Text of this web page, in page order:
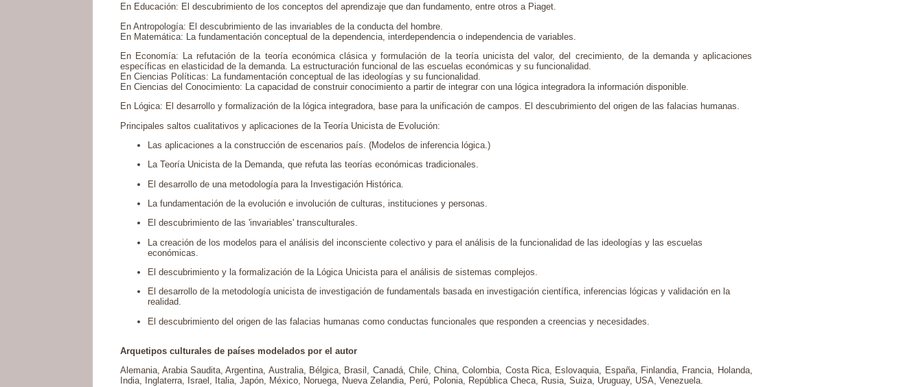
En Educación: El descubrimiento de los conceptos del aprendizaje que dan fundamento, entre otros a Piaget.
En Antropología: El descubrimiento de las invariables de la conducta del hombre.
En Matemática: La fundamentación conceptual de la dependencia, interdependencia o independencia de variables.
En Economía: La refutación de la teoría económica clásica y formulación de la teoría unicista del valor, del crecimiento, de la demanda y aplicaciones
específicas en elasticidad de la demanda. La estructuración funcional de las escuelas económicas y su funcionalidad.
En Ciencias Políticas: La fundamentación conceptual de las ideologías y su funcionalidad.
En Ciencias del Conocimiento: La capacidad de construir conocimiento a partir de integrar con una lógica integradora la información disponible.
En Lógica: El desarrollo y formalización de la lógica integradora, base para la unificación de campos. El descubrimiento del origen de las falacias humanas.
Principales saltos cualitativos y aplicaciones de la Teoría Unicista de Evolución:
Las aplicaciones a la construcción de escenarios país. (Modelos de inferencia lógica.)
La Teoría Unicista de la Demanda, que refuta las teorías económicas tradicionales.
El desarrollo de una metodología para la Investigación Histórica.
La fundamentación de la evolución e involución de culturas, instituciones y personas.
El descubrimiento de las 'invariables' transculturales.
La creación de los modelos para el análisis del inconsciente colectivo y para el análisis de la funcionalidad de las ideologías y las escuelas
económicas.
El descubrimiento y la formalización de la Lógica Unicista para el análisis de sistemas complejos.
El desarrollo de la metodología unicista de investigación de fundamentals basada en investigación científica, inferencias lógicas y validación en la
realidad.
El descubrimiento del origen de las falacias humanas como conductas funcionales que responden a creencias y necesidades.
Arquetipos culturales de países modelados por el autor
Alemania, Arabia Saudita, Argentina, Australia, Bélgica, Brasil, Canadá, Chile, China, Colombia, Costa Rica, Eslovaquia, España, Finlandia, Francia, Holanda,
India, Inglaterra, Israel, Italia, Japón, México, Noruega, Nueva Zelandia, Perú, Polonia, República Checa, Rusia, Suiza, Uruguay, USA, Venezuela.